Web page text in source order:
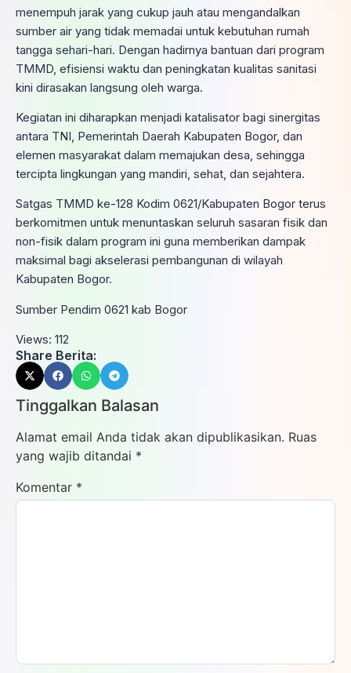
menempuh jarak yang cukup jauh atau mengandalkan
sumber air yang tidak memadai untuk kebutuhan rumah
tangga sehari-hari. Dengan hadirnya bantuan dari program
TMMD, efisiensi waktu dan peningkatan kualitas sanitasi
kini dirasakan langsung oleh warga.
​Kegiatan ini diharapkan menjadi katalisator bagi sinergitas
antara TNI, Pemerintah Daerah Kabupaten Bogor, dan
elemen masyarakat dalam memajukan desa, sehingga
tercipta lingkungan yang mandiri, sehat, dan sejahtera.
​Satgas TMMD ke-128 Kodim 0621/Kabupaten Bogor terus
berkomitmen untuk menuntaskan seluruh sasaran fisik dan
non-fisik dalam program ini guna memberikan dampak
maksimal bagi akselerasi pembangunan di wilayah
Kabupaten Bogor.
Sumber Pendim 0621 kab Bogor
Views: 112
Share Berita:
Tinggalkan Balasan
Alamat email Anda tidak akan dipublikasikan. Ruas
yang wajib ditandai *
Komentar *